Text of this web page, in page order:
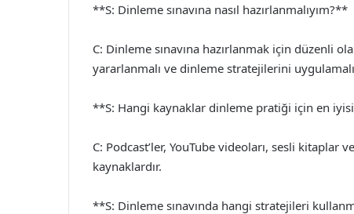
**S: Dinleme sınavına nasıl hazırlanmalıyım?**
C: Dinleme sınavına hazırlanmak için düzenli
yararlanmalı ve dinleme stratejilerini
**S: Hangi kaynaklar dinleme pratiği için en
C: Podcast’ler, YouTube videoları, sesli
kaynaklardır.
**S: Dinleme sınavında hangi stratejileri